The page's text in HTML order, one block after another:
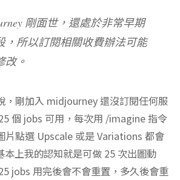
剛面世，還處於非常早期
，所以訂閱相關收費辦法可能
改。
，剛加入 midjourney 還沒訂閱任何服
個 jobs 可用，每次用 /imagine 指令
片點選 Upscale 或是 Variations 都會
本上我的認知就是可做 25 次出圖動
jobs 用完後會不會重置，多久後會重